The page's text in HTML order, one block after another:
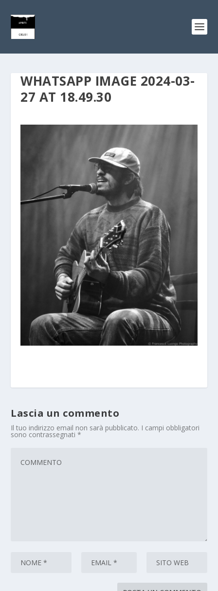
WHATSAPP IMAGE 2024-03-
27 AT 18.49.30
Lascia un commento
Il tuo indirizzo email non sarà pubblicato. I campi obbligatori
sono contrassegnati*